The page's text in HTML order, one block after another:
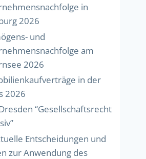
in
2026
und
am
2026
in der
2026
“Gesellschaftsrecht
Entscheidungen und
zur Anwendung des